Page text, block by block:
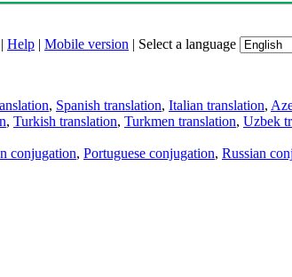
| Help | Mobile version | Select a language
, Spanish translation, Italian translation,
, Turkish translation, Turkmen translation, Uzbek
conjugation, Portuguese conjugation, Russian